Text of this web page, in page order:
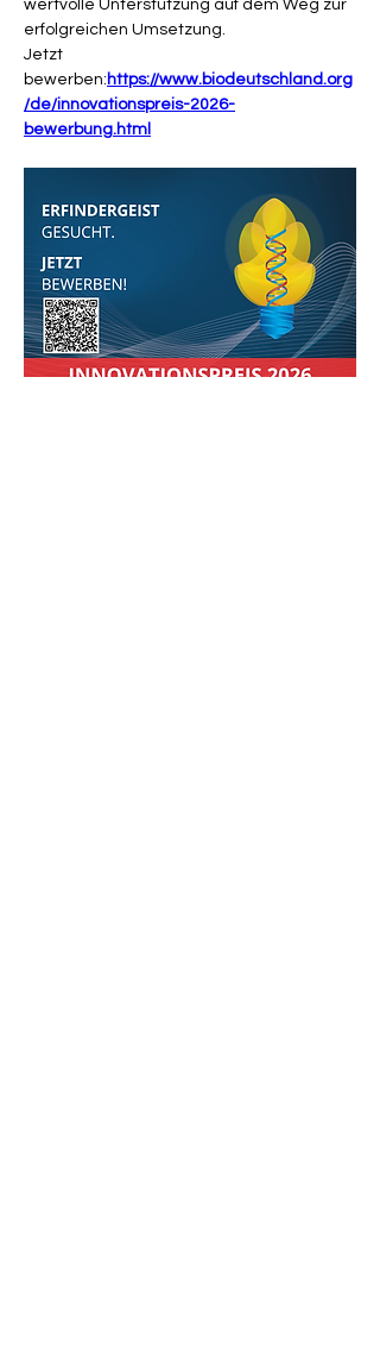
wertvolle Unterstützung auf dem Weg zur
erfolgreichen Umsetzung.
Jetzt
bewerben: https://www.biodeutschland.org
/de/innovationspreis-2026-
bewerbung.html